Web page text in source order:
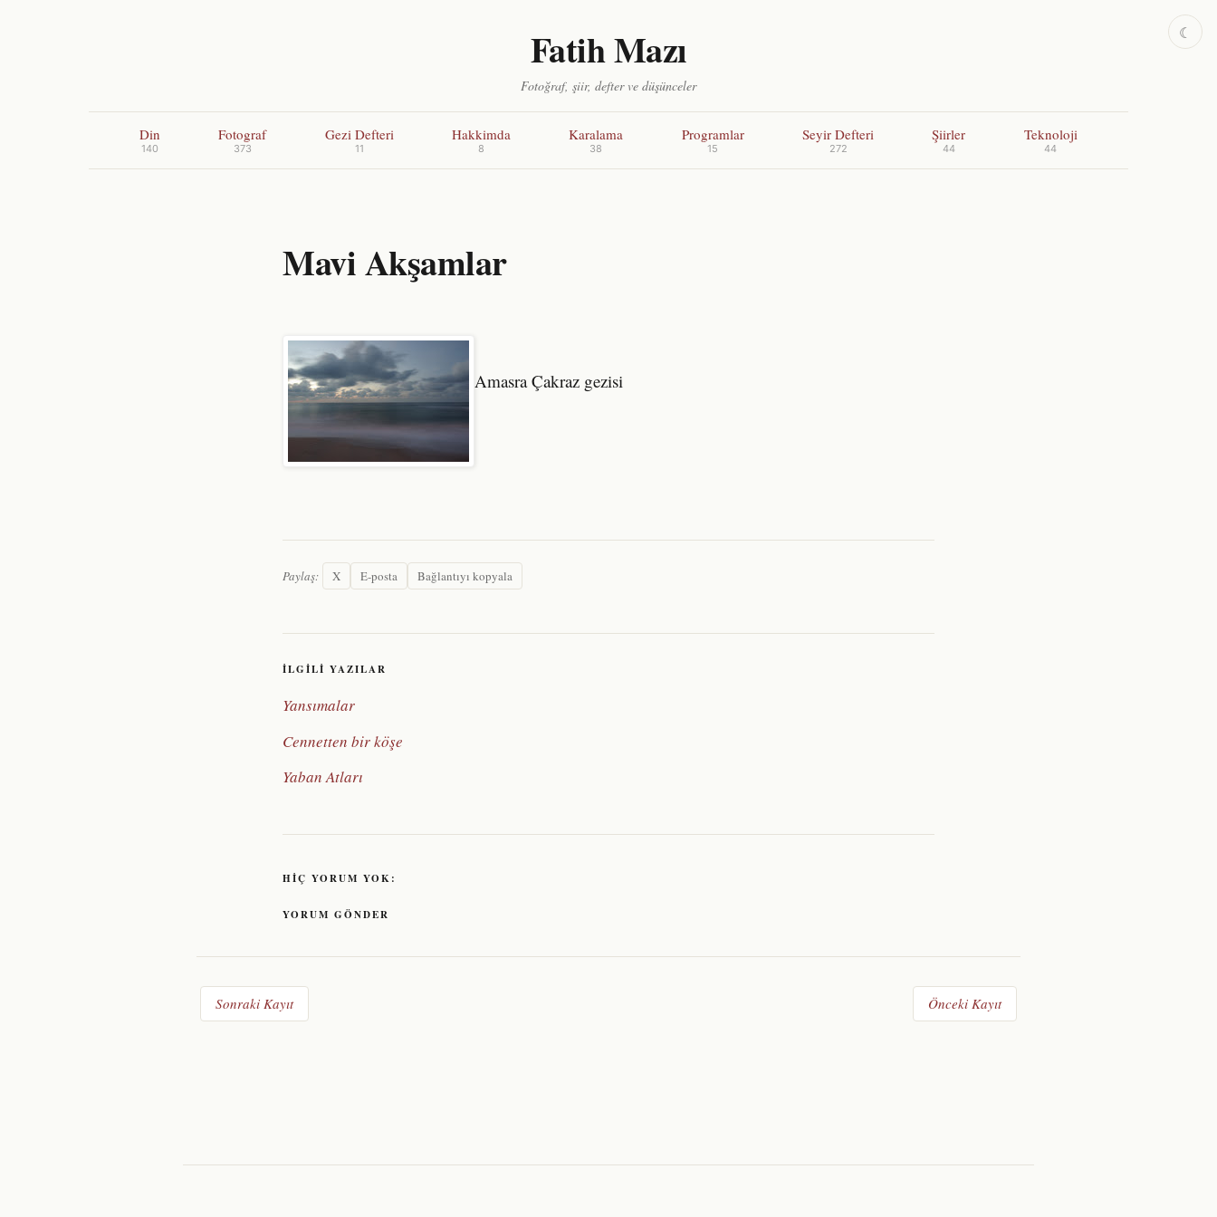
Fatih Mazı
Fotoğraf, şiir, defter ve düşünceler
Din
140
Fotograf
373
Gezi Defteri
11
Hakkimda
8
Karalama
38
Programlar
15
Seyir Defteri
272
Şiirler
44
Teknoloji
44
Mavi Akşamlar
Amasra Çakraz gezisi
Paylaş: X E-posta Bağlantıyı kopyala
İLGILI YAZILAR
Yansımalar
Cennetten bir köşe
Yaban Atları
HIÇ YORUM YOK:
YORUM GÖNDER
Sonraki Kayıt Önceki Kayıt
☾